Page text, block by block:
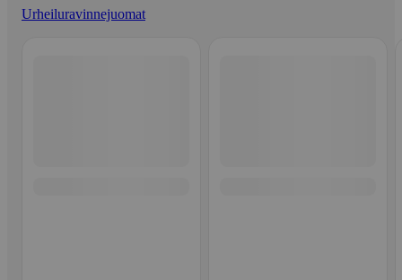
Urheiluravinnejuomat